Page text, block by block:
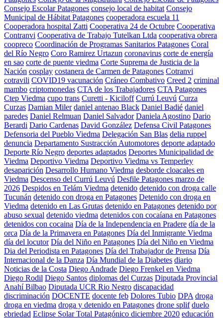
Consejo Escolar Patagones consejo local de habitat Consejo
Municipal de Hábitat Patagones cooperadora escuela 11
Cooperadora hospital Zatti Cooperativa 24 de Octubre Cooperativa
Contranvi Cooperativa de Trabajo Tutelkan Ltda cooperativa obrera
coopreco Coordinación de Programas Sanitarios Patagones Coral
del Río Negro Coro Ramirez Urtazun coronavirus corte de energía
en sao corte de puente viedma Corte Suprema de Justicia de la
Nación cosplay costanera de Carmen de Patagones Cotranvi
cotravili COVID19 vacunación Cráneo Combativo Creed 2 criminal
mambo criptomonedas CTA de los Trabajadores CTA Patagones
Ctep Viedma cupo trans Curetti - Kiciloff Currú Leuvú Curza
Curzas Damian Miler daniel antenao Black Daniel Badié daniel
paredes Daniel Relmuan Daniel Salvador Daniela Agostino Dario
Berardi Dario Cardenas David González Defensa Civil Patagones
Defensoria del Pueblo Viedma Delegación San Blas delia ruppel
denuncia Departamento Sustracción Automotores deporte adaptado
Deporte Río Negro deportes adaptados Deportes Municipalidad de
Viedma Deportivo Viedma Deportivo Viedma vs Temperley
desaparición Desarrollo Humano Viedma desborde cloacales en
Viedma Descenso del Currú Leuvú Desfile Patagones marzo de
2026 Despidos en Telám Viedma detenido detenido con droga calle
Tucunán detenido con droga en Patagones Detenido con droga en
Viedma detenido en Las Grutas detenido en Patagones detenido por
abuso sexual detenido viedma detenidos con cocaíana en Patagones
detenidos con cocaina Día de la Independencia en Pradere día de la
orca Día de la Primavera en Patagones Día del Inmigrante Viedma
día del locutor Día del Niño en Patagones Día del Niño en Viedma
Dia del Periodista en Patagones Día del Trabajador de Prensa Día
Internacional de la Danza Día Mundial de la Diabetes diario
Noticias de la Costa Diego Andrade Diego Frenkel en Viedma
Diego Rodil Diego Santos diplomas del Curzas Diputada Provincial
Anahí Bilbao Diputada UCR Rio Negro discapacidad
discriminación DOCENTE docente feb Dolores Tubio DPA droga
droga en viedma droga y detenido en Patagones drone splif duelo
ebriedad Eclipse Solar Total Patagónico diciembre 2020 educación